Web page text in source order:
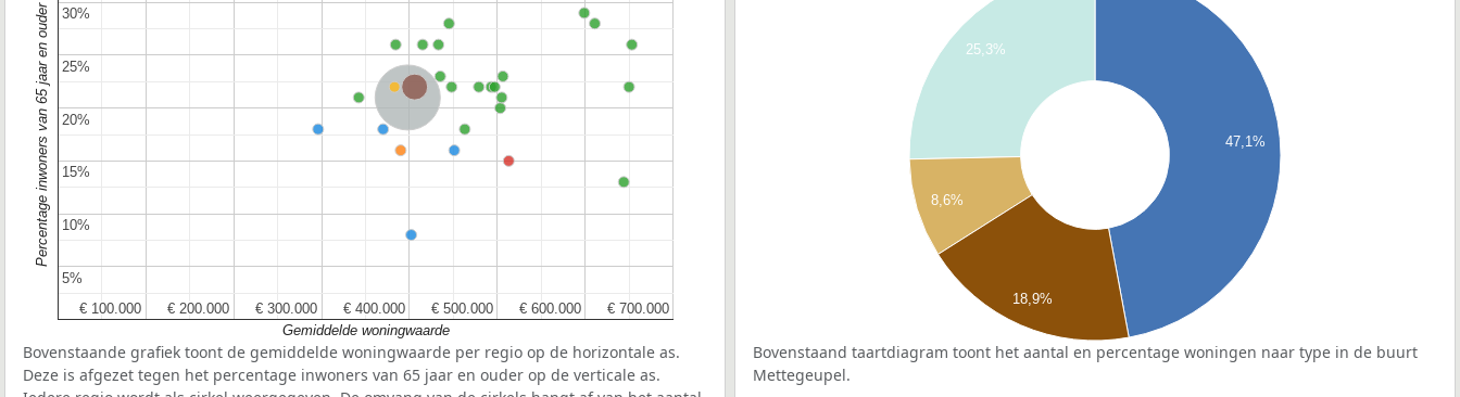
Nederland
Provincie Noord-Brabant
€ 100.000
€ 100.000 € 200.000
€ 200.000 € 300.000
€ 300.000 € 400.000
€ 400.000 € 500.000
€ 500.000 € 600.000
€ 600.000 € 700.000
€ 700.000
5%
5%
10%
10%
15%
15%
20%
20%
25%
25%
30%
30%
Gemiddelde woningwaarde
Percentage inwoners van 65 jaar en ouder
Bovenstaande grafiek toont de gemiddelde woningwaarde per regio op de horizontale as.
Deze is afgezet tegen het percentage inwoners van 65 jaar en ouder op de verticale as.
47,1%
25,3%
8,6%
18,9%
Bovenstaand taartdiagram toont het aantal en percentage woningen naar type in de buurt
Mettegeupel.